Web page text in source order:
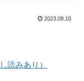
2023.08.10
読みあり）